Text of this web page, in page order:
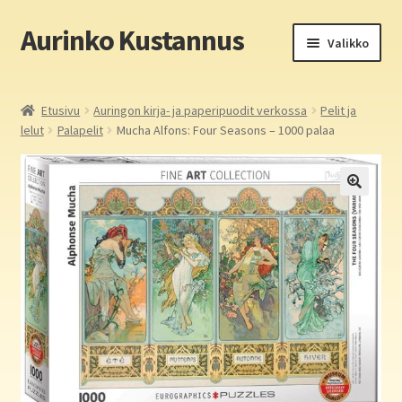
Siirry
navigointiin
Siirry
sisältöön
Aurinko Kustannus Valikko
Yritys
In English
Yhteystiedot
Aurinko Kustannus: kirjat
valikko
Auringon kirja- ja paperipuodit verkossa
tason
valikko
Media
Etusivu Auringon kirja- ja paperipuodit verkossa
Pelit ja
lelut
Palapelit Mucha Alfons: Four Seasons – 1000 palaa